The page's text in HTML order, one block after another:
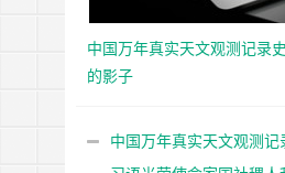
中国万年真实天文观测记录史
的影子
中国万年真实天文观测